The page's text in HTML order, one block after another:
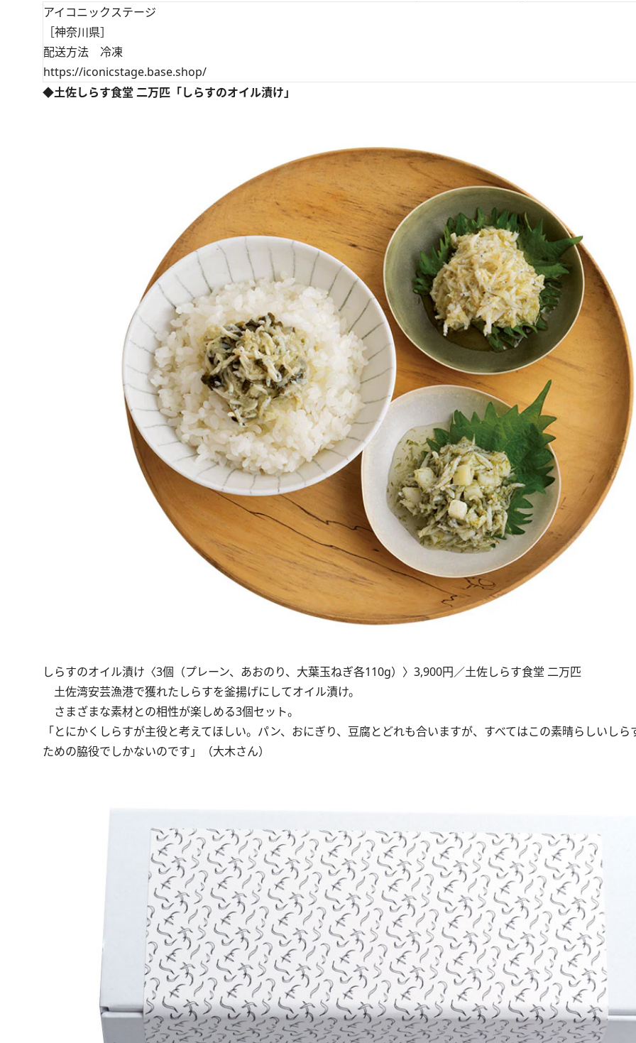
アイコニックステージ
［神奈川県］
配送方法 冷凍
https://iconicstage.base.shop/
◆土佐しらす食堂 二万匹「しらすのオイル漬け」
しらすのオイル漬け〈3個（プレーン、あおのり、大葉玉ねぎ各110g）〉3,900円／土佐しらす食堂 二万匹
土佐湾安芸漁港で獲れたしらすを釜揚げにしてオイル漬け。
さまざまな素材との相性が楽しめる3個セット。
「とにかくしらすが主役と考えてほしい。パン、おにぎり、豆腐とどれも合いますが、すべてはこの素晴らしいしら
ための脇役でしかないのです」（大木さん）